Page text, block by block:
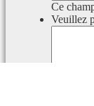
Ce
Veuillez